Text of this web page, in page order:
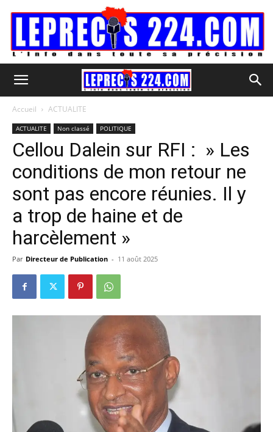
Accueil ACTUALITE
ACTUALITE Non classé POLITIQUE
Cellou Dalein sur RFI : » Les
conditions de mon retour ne
sont pas encore réunies. Il y
a trop de haine et de
harcèlement »
Par Directeur de Publication - 11 août 2025